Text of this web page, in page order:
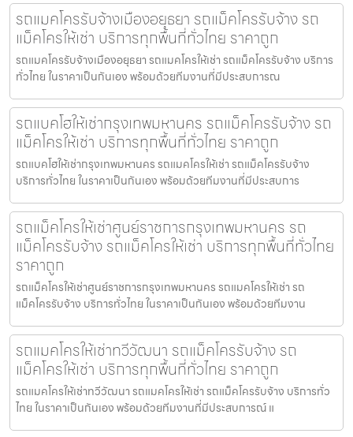
รถแมคโครรับจ้างเมืองอยุธยา รถแม็คโครรับจ้าง รถ
แม็คโครให้เช่า บริการทุกพื้นที่ทั่วไทย ราคาถูก
รถแมคโครรับจ้างเมืองอยุธยา รถแมคโครให้เช่า รถแม็คโครรับจ้าง บริการ
ทั่วไทย ในราคาเป็นกันเอง พร้อมด้วยทีมงานที่มีประสบการณ
รถแบคโฮให้เช่ากรุงเทพมหานคร รถแม็คโครรับจ้าง รถ
แม็คโครให้เช่า บริการทุกพื้นที่ทั่วไทย ราคาถูก
รถแบคโฮให้เช่ากรุงเทพมหานคร รถแมคโครให้เช่า รถแม็คโครรับจ้าง
บริการทั่วไทย ในราคาเป็นกันเอง พร้อมด้วยทีมงานที่มีประสบการ
รถแม็คโครให้เช่าศูนย์ราชการกรุงเทพมหานคร รถ
แม็คโครรับจ้าง รถแม็คโครให้เช่า บริการทุกพื้นที่ทั่วไทย
ราคาถูก
รถแม็คโครให้เช่าศูนย์ราชการกรุงเทพมหานคร รถแมคโครให้เช่า รถ
แม็คโครรับจ้าง บริการทั่วไทย ในราคาเป็นกันเอง พร้อมด้วยทีมงาน
รถแมคโครให้เช่าทวีวัฒนา รถแม็คโครรับจ้าง รถ
แม็คโครให้เช่า บริการทุกพื้นที่ทั่วไทย ราคาถูก
รถแมคโครให้เช่าทวีวัฒนา รถแมคโครให้เช่า รถแม็คโครรับจ้าง บริการทั่ว
ไทย ในราคาเป็นกันเอง พร้อมด้วยทีมงานที่มีประสบการณ์ แ